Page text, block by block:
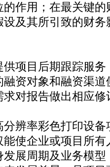
的作用；在最关键
及其所引致的财
目后期跟踪服务
资对象和融资渠
对报告做出相应修
率彩色打印设备
能使企业或项目所
展周期及业务模